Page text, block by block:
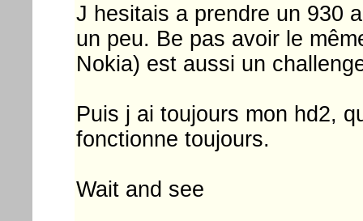
J hesitais a prendre un 930
un peu. Be pas avoir le
Nokia) est aussi un
Puis j ai toujours mon hd2,
fonctionne toujours.
Wait and see